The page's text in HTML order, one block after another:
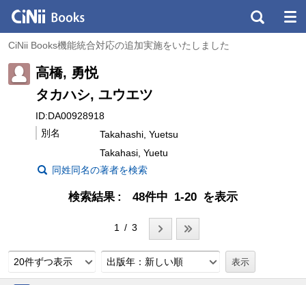
CiNii Books機能統合対応の追加実施をいたしました
高橋, 勇悦
タカハシ, ユウエツ
ID:DA00928918
別名
Takahashi, Yuetsu
Takahasi, Yuetu
同姓同名の著者を検索
検索結果 48件中 1-20 を表示
1 / 3
20件ずつ表示 出版年：新しい順